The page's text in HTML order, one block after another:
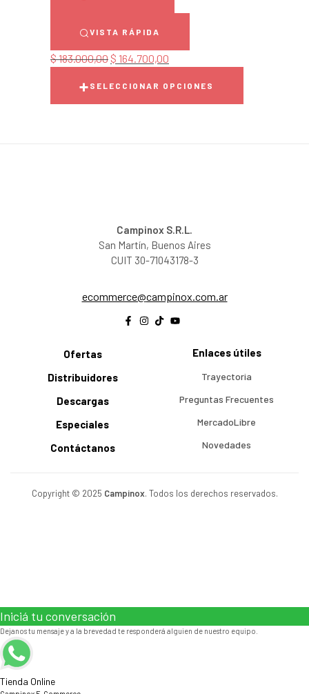
VISTA RÁPIDA
$183.000,00 $ 164.700,00
SELECCIONAR OPCIONES
Campinox S.R.L.
San Martín, Buenos Aires
CUIT 30-71043178-3
ra.moc.xonipmac
@ecremmoce
Ofertas
Distribuidores
Descargas
Especiales
Contáctanos
Enlaces útiles
Trayectoria
Preguntas Frecuentes
MercadoLibre
Novedades
Copyright © 2025 Campinox. Todos los derechos reservados.
Iniciá tu conversación
Dejanos tu mensaje y a la brevedad te responderá alguien de nuestro equipo.
Tienda Online